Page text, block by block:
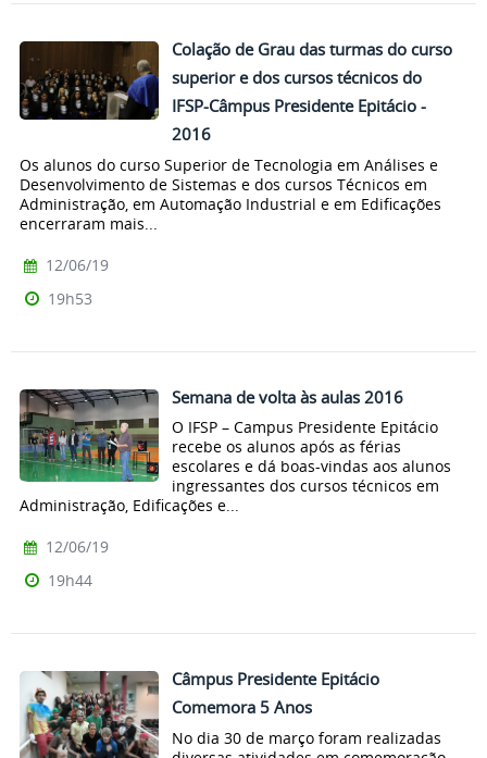
Colação de Grau das turmas do curso
superior e dos cursos técnicos do
IFSP-Câmpus Presidente Epitácio -
2016
Os alunos do curso Superior de Tecnologia em Análises e
Desenvolvimento de Sistemas e dos cursos Técnicos em
Administração, em Automação Industrial e em Edificações
encerraram mais...
12/06/19
19h53
Semana de volta às aulas 2016
O IFSP – Campus Presidente Epitácio
recebe os alunos após as férias
escolares e dá boas-vindas aos alunos
ingressantes dos cursos técnicos em
Administração, Edificações e...
12/06/19
19h44
Câmpus Presidente Epitácio
Comemora 5 Anos
No dia 30 de março foram realizadas